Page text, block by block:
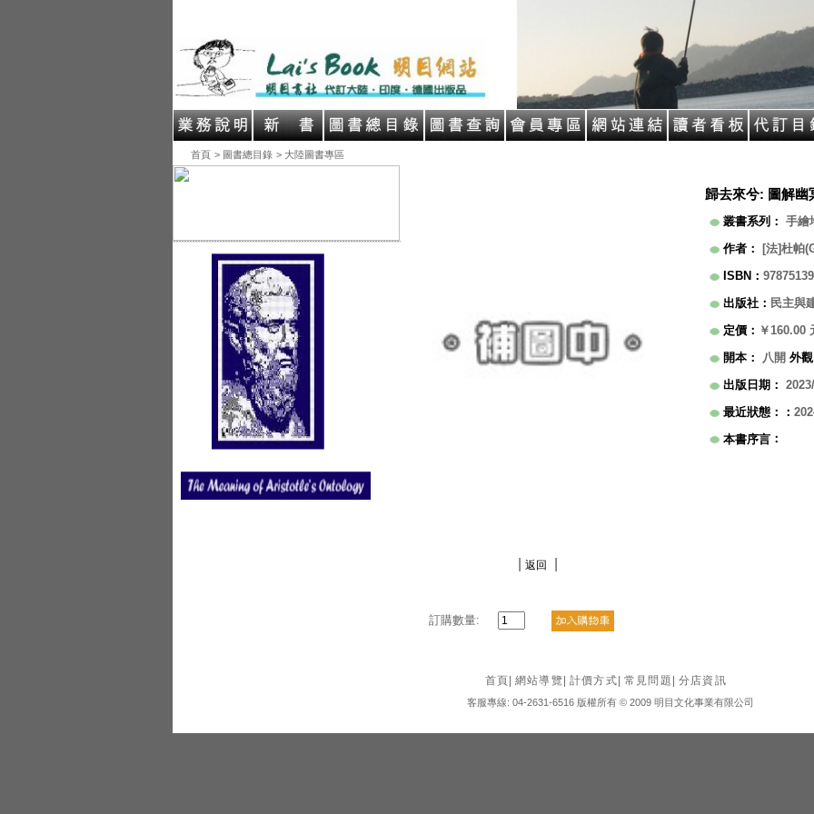
首頁 > 圖書總目錄 > 大陸圖書專區
返回
訂購數量:
歸去來兮: 圖解幽
叢書系列 ： 手繪
作者 ：
[法]杜帕
ISBN ：
出版社 ： 民主與
定價 ： ￥160.00
開本 ： 八開 外觀
出版日期 ：
最近狀態：
：
本書序言 ：
首頁 網站導覽 計價方式 常見問題 分店資訊
客服專線: 04-2631-6516 版權所有 © 2009 明目文化事業有限公司